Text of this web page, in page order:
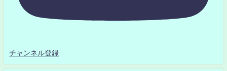
チャンネル登録